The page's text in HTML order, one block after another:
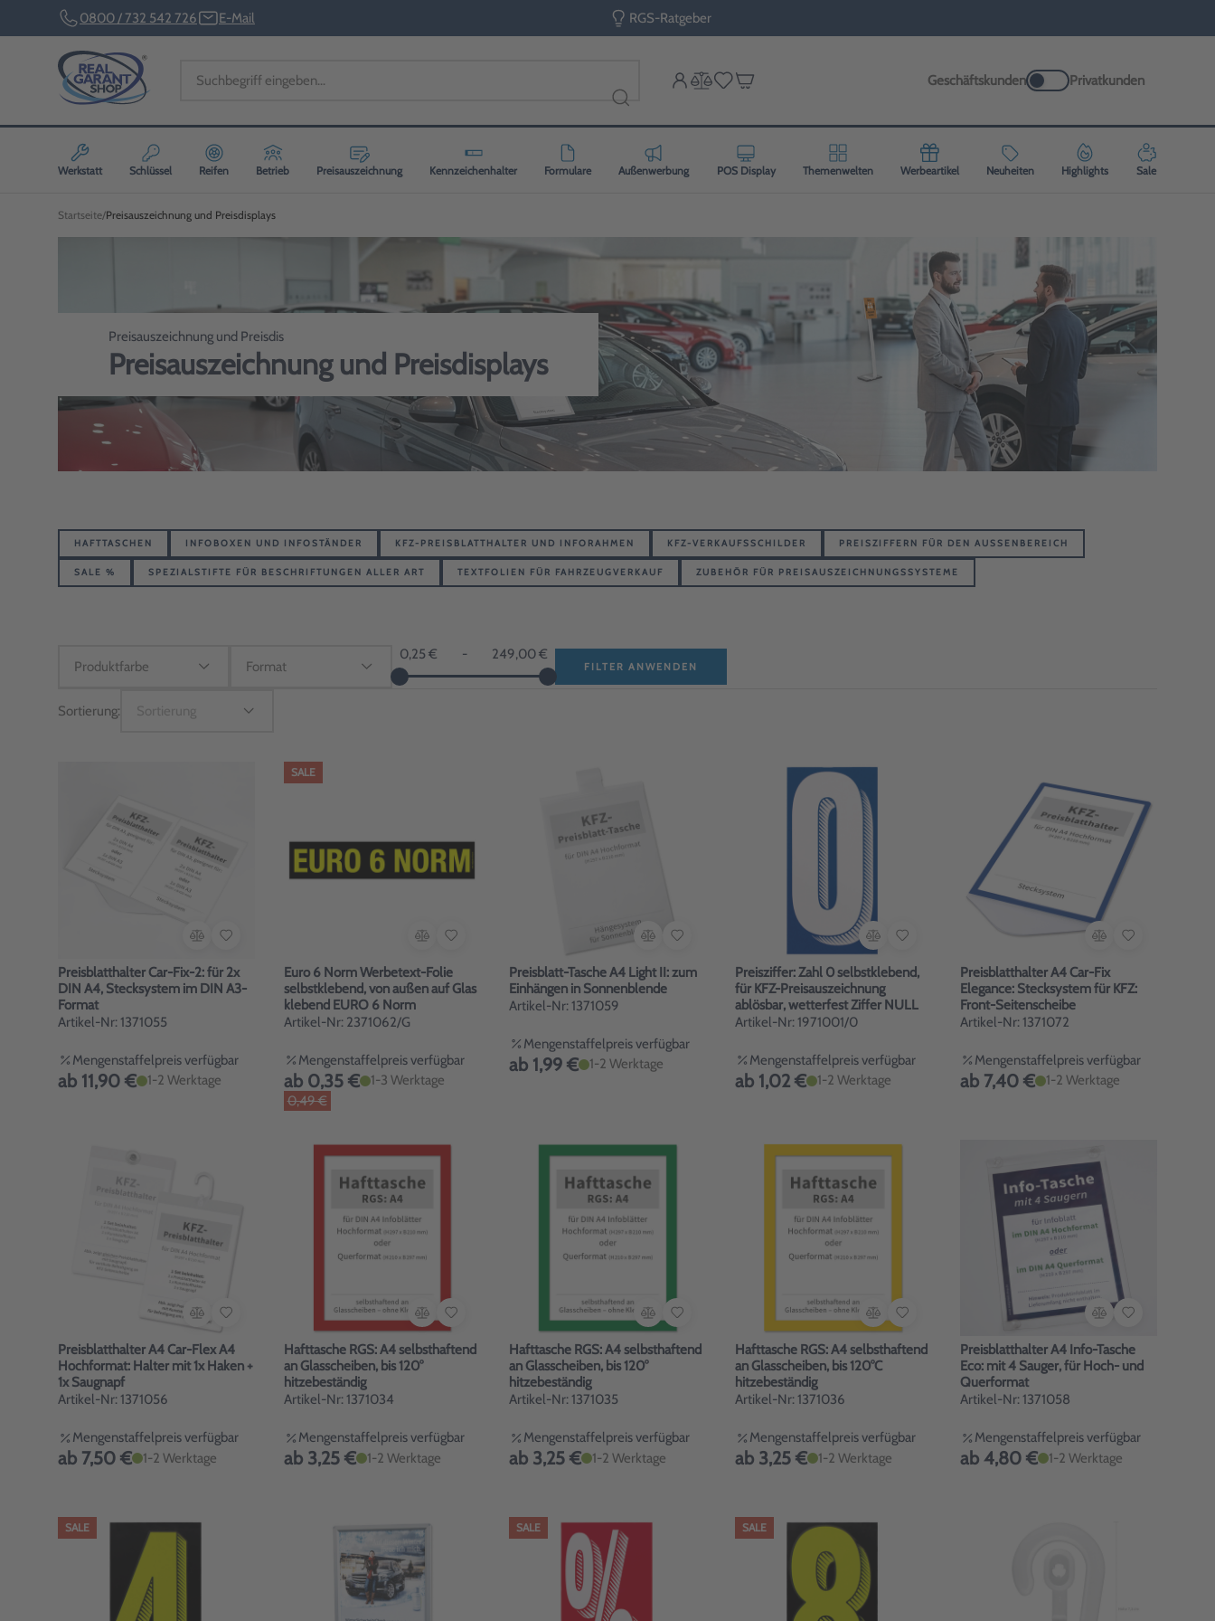
0800 / 732 542 726 E-Mail RGS-Ratgeber
Geschäftskunden Privatkunden
Werkstatt Schlüssel Reifen Betrieb Preisauszeichnung Kennzeichenhalter Formulare Außenwerbung POS Display Themenwelten Werbeartikel Neuheiten Highlights Sale
Startseite Preisauszeichnung und Preisdisplays
Preisauszeichnung und Preisdis
Preisauszeichnung und Preisdisplays
HAFTTASCHEN INFOBOXEN UND INFOSTÄNDER KFZ-PREISBLATTHALTER UND INFORAHMEN KFZ-VERKAUFSSCHILDER PREISZIFFERN FÜR DEN AUSSENBEREICH
SALE % SPEZIALSTIFTE FÜR BESCHRIFTUNGEN ALLER ART TEXTFOLIEN FÜR FAHRZEUGVERKAUF ZUBEHÖR FÜR PREISAUSZEICHNUNGSSYSTEME
0,25 € - 249,00 €
FILTER ANWENDEN
Sortierung: Sortierung
Preisblatthalter Car-Fix-2: für 2x
DIN A4, Stecksystem im DIN A3-
Format
Artikel-Nr: 1371055
Mengenstaffelpreis verfügbar
ab 11,90 € 1-2 Werktage
SALE
Euro 6 Norm Werbetext-Folie
selbstklebend, von außen auf Glas
klebend EURO 6 Norm
Artikel-Nr: 2371062/G
Mengenstaffelpreis verfügbar
ab 0,35 €
1-3 Werktage
0,49 €
Preisblatt-Tasche A4 Light II: zum
Einhängen in Sonnenblende
Artikel-Nr: 1371059
Mengenstaffelpreis verfügbar
ab 1,99 € 1-2 Werktage
Preisziffer: Zahl 0 selbstklebend,
für KFZ-Preisauszeichnung
ablösbar, wetterfest Ziffer NULL
Artikel-Nr: 1971001/0
Mengenstaffelpreis verfügbar
ab 1,02 € 1-2 Werktage
Preisblatthalter A4 Car-Fix
Elegance: Stecksystem für KFZ:
Front-Seitenscheibe
Artikel-Nr: 1371072
Mengenstaffelpreis verfügbar
ab 7,40 € 1-2 Werktage
Preisblatthalter A4 Car-Flex A4
Hochformat: Halter mit 1x Haken +
1x Saugnapf
Artikel-Nr: 1371056
Mengenstaffelpreis verfügbar
ab 7,50 € 1-2 Werktage
Hafttasche RGS: A4 selbsthaftend
an Glasscheiben, bis 120°
hitzebeständig
Artikel-Nr: 1371034
Mengenstaffelpreis verfügbar
ab 3,25 € 1-2 Werktage
Hafttasche RGS: A4 selbsthaftend
an Glasscheiben, bis 120°
hitzebeständig
Artikel-Nr: 1371035
Mengenstaffelpreis verfügbar
ab 3,25 € 1-2 Werktage
Hafttasche RGS: A4 selbsthaftend
an Glasscheiben, bis 120°C
hitzebeständig
Artikel-Nr: 1371036
Mengenstaffelpreis verfügbar
ab 3,25 € 1-2 Werktage
Preisblatthalter A4 Info-Tasche
Eco: mit 4 Sauger, für Hoch- und
Querformat
Artikel-Nr: 1371058
Mengenstaffelpreis verfügbar
ab 4,80 € 1-2 Werktage
SALE SALE SALE